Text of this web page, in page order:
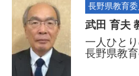
長野県教育
武田 育夫
一人ひと
長野県教